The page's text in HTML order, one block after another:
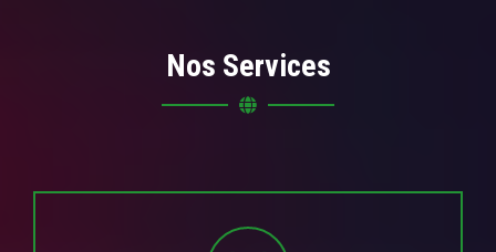
Nos Services